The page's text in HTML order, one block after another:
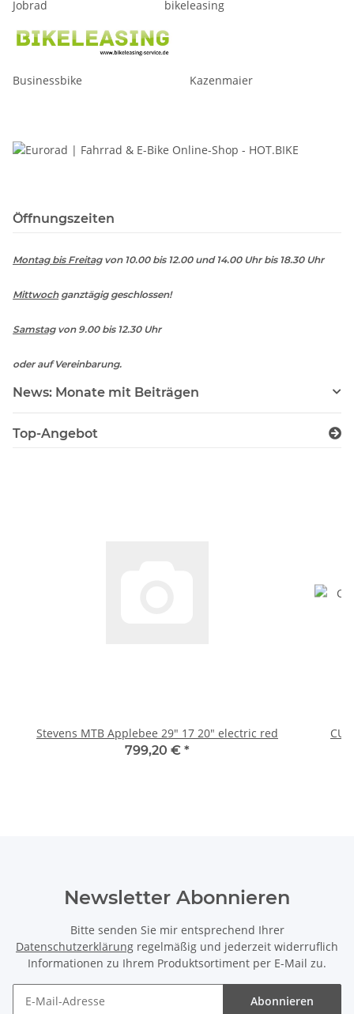
Jobrad bikeleasing
Businessbike Kazenmaier
Öffnungszeiten
Montag bis Freitagvon 10.00 bis 12.00 und 14.00 Uhr bis 18.30 Uhr
Mittwochganztägig geschlossen!
Samstagvon 9.00 bis 12.30 Uhr
oder auf Vereinbarung.
News: Monate mit Beiträgen
Top-Angebot
Stevens MTB Applebee 29" 17 20" electric red
799,20 € *
Newsletter Abonnieren
Bitte senden Sie mir entsprechend Ihrer
Datenschutzerklärung regelmäßig und jederzeit widerruflich
Informationen zu Ihrem Produktsortiment per E-Mail zu.
Abonnieren